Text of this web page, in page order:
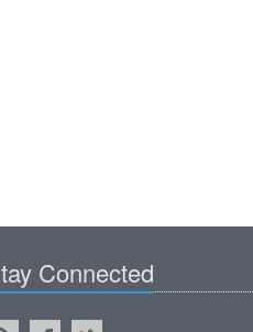
Connected